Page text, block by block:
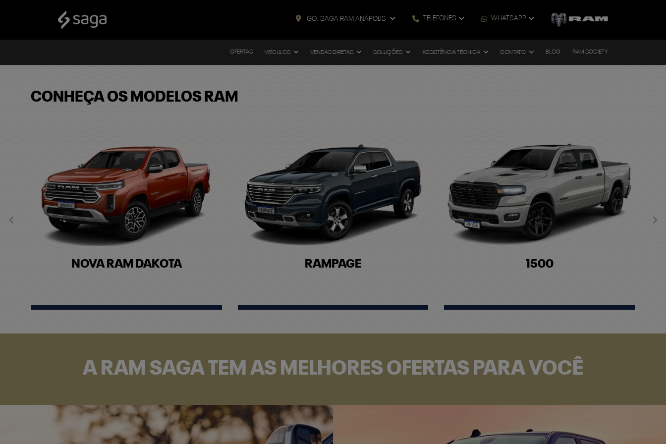
GO: SAGA RAM ANÁPOLIS TELEFONES WHATSAPP
OFERTAS VEÍCULOS VENDAS DIRETAS SOLUÇÕES ASSISTÊNCIA TÉCNICA CONTATO BLOG RAM SOCIETY
CONHEÇA OS MODELOS RAM
NOVA RAM DAKOTA RAMPAGE 1500
Anterior
A RAM SAGA TEM AS MELHORES OFERTAS PARA VOCÊ